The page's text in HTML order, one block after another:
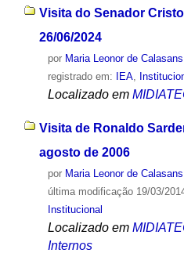
Visita do Senador
26/06/2024
por Maria Leonor de Calasans
registrado em:
IEA,
Localizado em
Visita de Ronaldo
agosto de 2006
por Maria Leonor de Calasans
última modificação19/03/
Institucional
Localizado em
Internos